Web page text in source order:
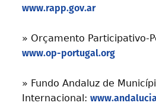
www.rapp.gov.ar
» Orçamento Participativo-
www.op-portugal.org
» Fundo Andaluz de
Internacional: